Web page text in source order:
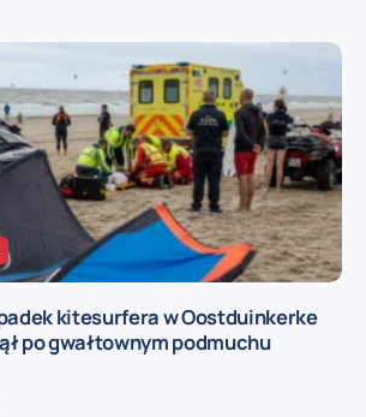
kitesurfera w Oostduinkerke
po gwałtownym podmuchu